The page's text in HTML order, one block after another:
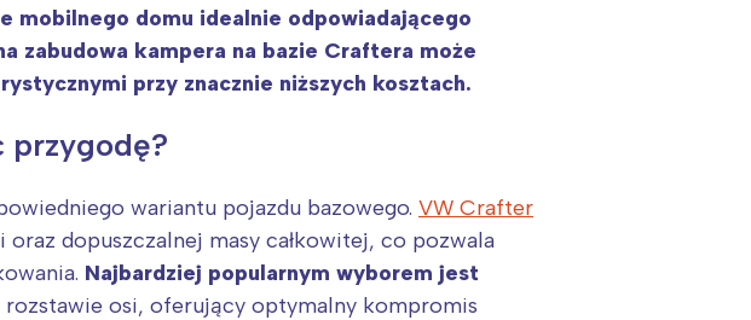
mobilnego domu idealnie odpowiadającego
zabudowa kampera na bazie Craftera może
przy znacznie niższych kosztach.
przygodę?
wariantu pojazdu bazowego. VW Crafter
dopuszczalnej masy całkowitej, co pozwala
Najbardziej popularnym wyborem jest
osi, oferujący optymalny kompromis